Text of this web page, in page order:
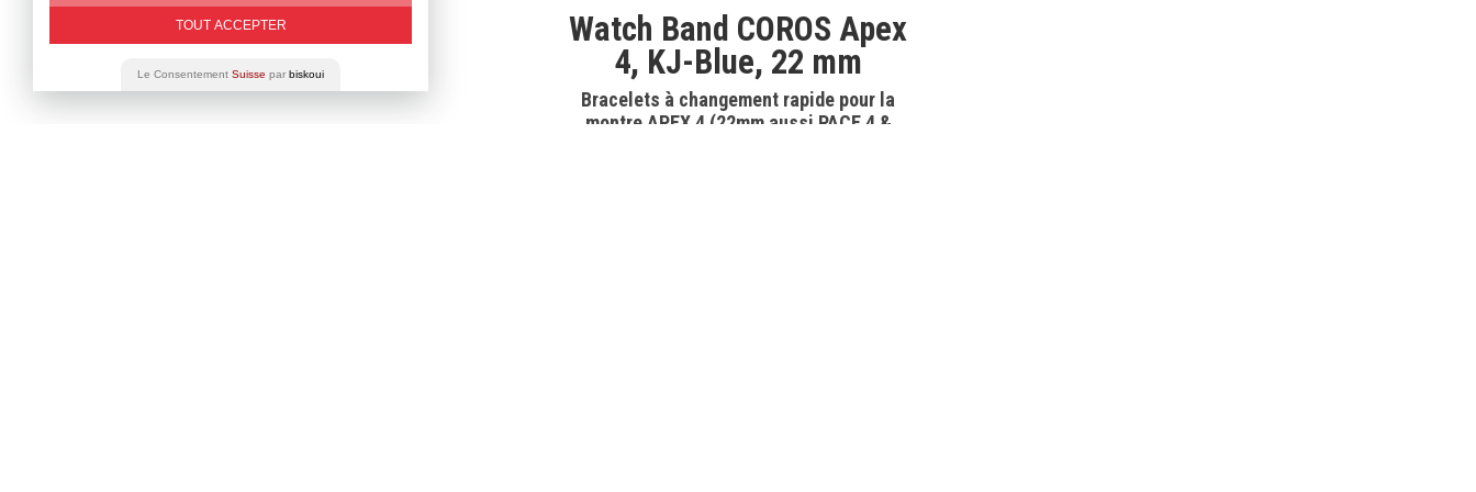
Watch Band COROS Apex
4, KJ-Blue, 22 mm
Bracelets à changement rapide pour la
montre APEX 4 (22mm aussi PACE 4 &
TOUT ACCEPTER
Le Consentement Suisse par biskoui